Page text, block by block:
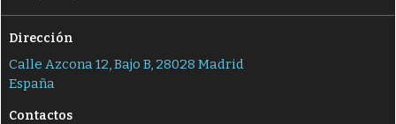
Dirección
Calle Azcona 12, Bajo B, 28028 Madrid
España
Contactos